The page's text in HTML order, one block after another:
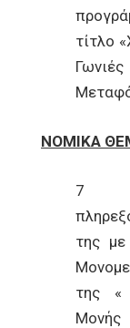
τίτλο
ΝΟΜΙΚΑ
7
της
της «